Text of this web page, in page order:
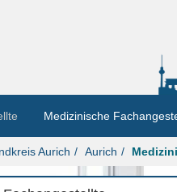
Medizinische
Aurich Aurich